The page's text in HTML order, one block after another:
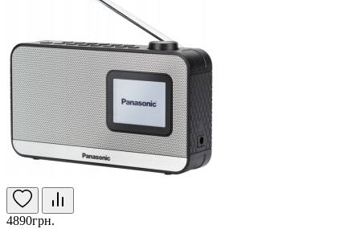
4890грн.